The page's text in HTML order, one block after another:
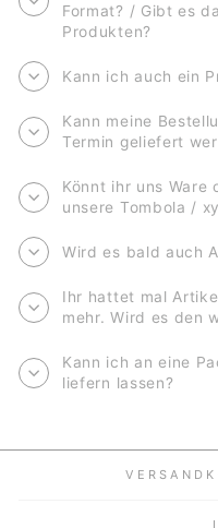
Format? / Gibt es
Produkten?
Kann ich auch ein
Kann meine
Termin geliefert
Könnt ihr uns Ware
unsere Tombola /
Wird es bald auch
Ihr hattet mal
mehr. Wird es den
Kann ich an eine
liefern lassen?